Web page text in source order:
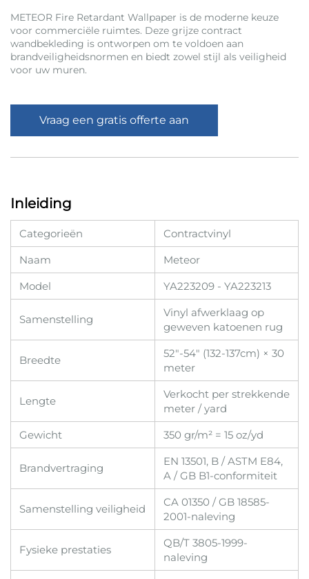
METEOR Fire Retardant Wallpaper is de moderne keuze
voor commerciële ruimtes. Deze grijze contract
wandbekleding is ontworpen om te voldoen aan
brandveiligheidsnormen en biedt zowel stijl als veiligheid
voor uw muren.
Vraag een gratis offerte aan
Inleiding
Categorieën
Contractvinyl
Naam
Meteor
Model
YA223209 - YA223213
Samenstelling
Vinyl afwerklaag op
geweven katoenen rug
Breedte
52"-54" (132-137cm) × 30
meter
Lengte
Verkocht per strekkende
meter / yard
Gewicht
350 gr/m² = 15 oz/yd
Brandvertraging
EN 13501, B / ASTM E84,
A / GB B1-conformiteit
Samenstelling veiligheid
CA 01350 / GB 18585-
2001-naleving
Fysieke prestaties
QB/T 3805-1999-
naleving